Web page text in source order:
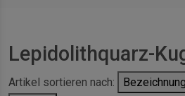
Lepidolithquarz-
Artikel sortieren nach: Bezeichnung